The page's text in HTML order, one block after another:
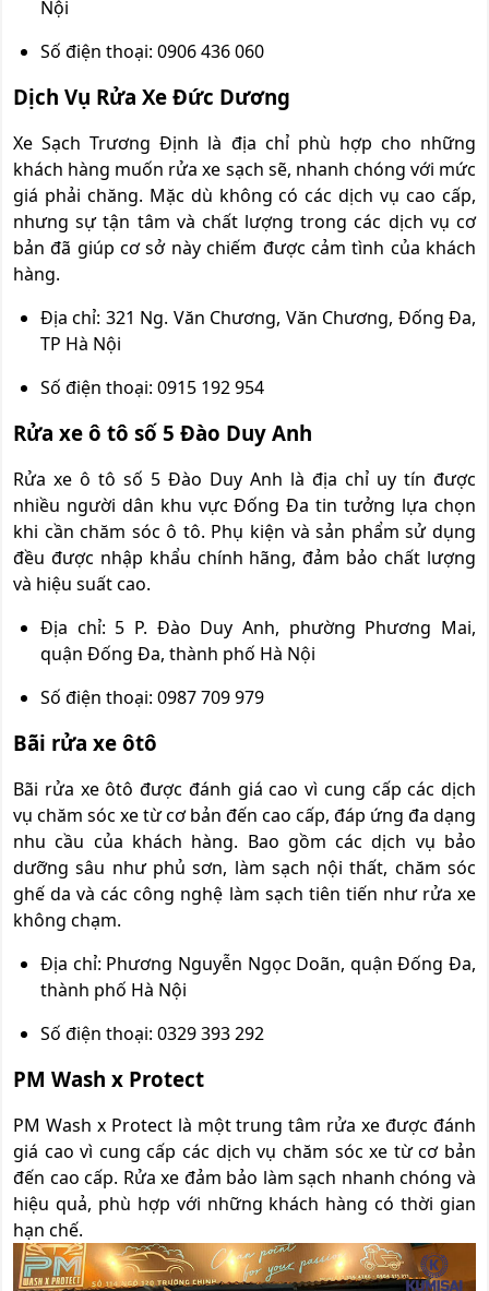
Nội
Số điện thoại: 0906 436 060
Dịch Vụ Rửa Xe Đức Dương
Xe Sạch Trương Định là địa chỉ phù hợp cho những
khách hàng muốn rửa xe sạch sẽ, nhanh chóng với mức
giá phải chăng. Mặc dù không có các dịch vụ cao cấp,
nhưng sự tận tâm và chất lượng trong các dịch vụ cơ
bản đã giúp cơ sở này chiếm được cảm tình của khách
hàng.
Địa chỉ: 321 Ng. Văn Chương, Văn Chương, Đống Đa,
TP Hà Nội
Số điện thoại: 0915 192 954
Rửa xe ô tô số 5 Đào Duy Anh
Rửa xe ô tô số 5 Đào Duy Anh là địa chỉ uy tín được
nhiều người dân khu vực Đống Đa tin tưởng lựa chọn
khi cần chăm sóc ô tô. Phụ kiện và sản phẩm sử dụng
đều được nhập khẩu chính hãng, đảm bảo chất lượng
và hiệu suất cao.
Địa chỉ: 5 P. Đào Duy Anh, phường Phương Mai,
quận Đống Đa, thành phố Hà Nội
Số điện thoại: 0987 709 979
Bãi rửa xe ôtô
Bãi rửa xe ôtô được đánh giá cao vì cung cấp các dịch
vụ chăm sóc xe từ cơ bản đến cao cấp, đáp ứng đa dạng
nhu cầu của khách hàng. Bao gồm các dịch vụ bảo
dưỡng sâu như phủ sơn, làm sạch nội thất, chăm sóc
ghế da và các công nghệ làm sạch tiên tiến như rửa xe
không chạm.
Địa chỉ: Phương Nguyễn Ngọc Doãn, quận Đống Đa,
thành phố Hà Nội
Số điện thoại: 0329 393 292
PM Wash x Protect
PM Wash x Protect là một trung tâm rửa xe được đánh
giá cao vì cung cấp các dịch vụ chăm sóc xe từ cơ bản
đến cao cấp. Rửa xe đảm bảo làm sạch nhanh chóng và
hiệu quả, phù hợp với những khách hàng có thời gian
hạn chế.